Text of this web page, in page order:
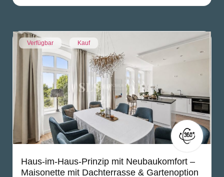
Verfügbar Kauf
Haus-im-Haus-Prinzip mit Neubaukomfort –
Maisonette mit Dachterrasse & Gartenoption